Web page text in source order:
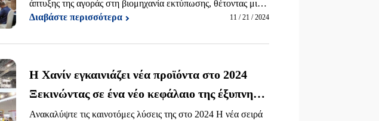
άπτυξης της αγοράς στη βιομηχανία εκτύπωσης, θέτοντας μια
οραματιστική πορεία για τον 2024.
Διαβάστε περισσότερα 11 / 21 / 2024
Η Χανίν εγκαινιάζει νέα προϊόντα στο 2024
Ξεκινώντας σε ένα νέο κεφάλαιο της έξυπνης
λιανικής πώλησης!
Ανακαλύψτε τις καινοτόμες λύσεις της στο 2024 Η νέα σειρά